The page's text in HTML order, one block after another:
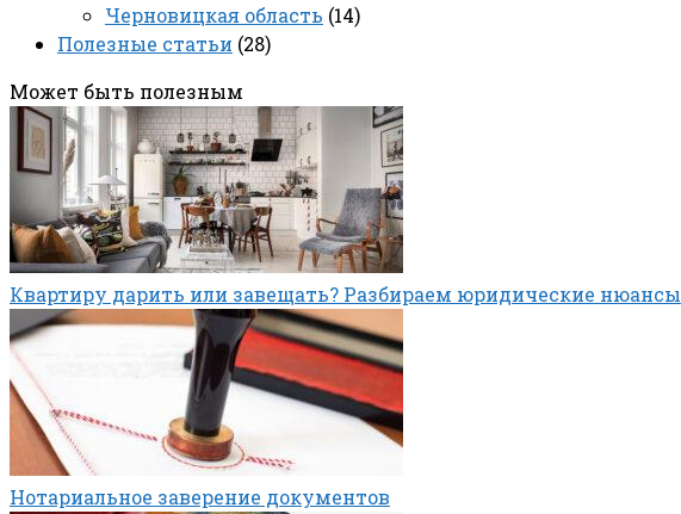
Черновицкая область (14)
Полезные статьи (28)
Может быть полезным
Квартиру дарить или завещать? Разбираем юридические нюансы
Нотариальное заверение документов